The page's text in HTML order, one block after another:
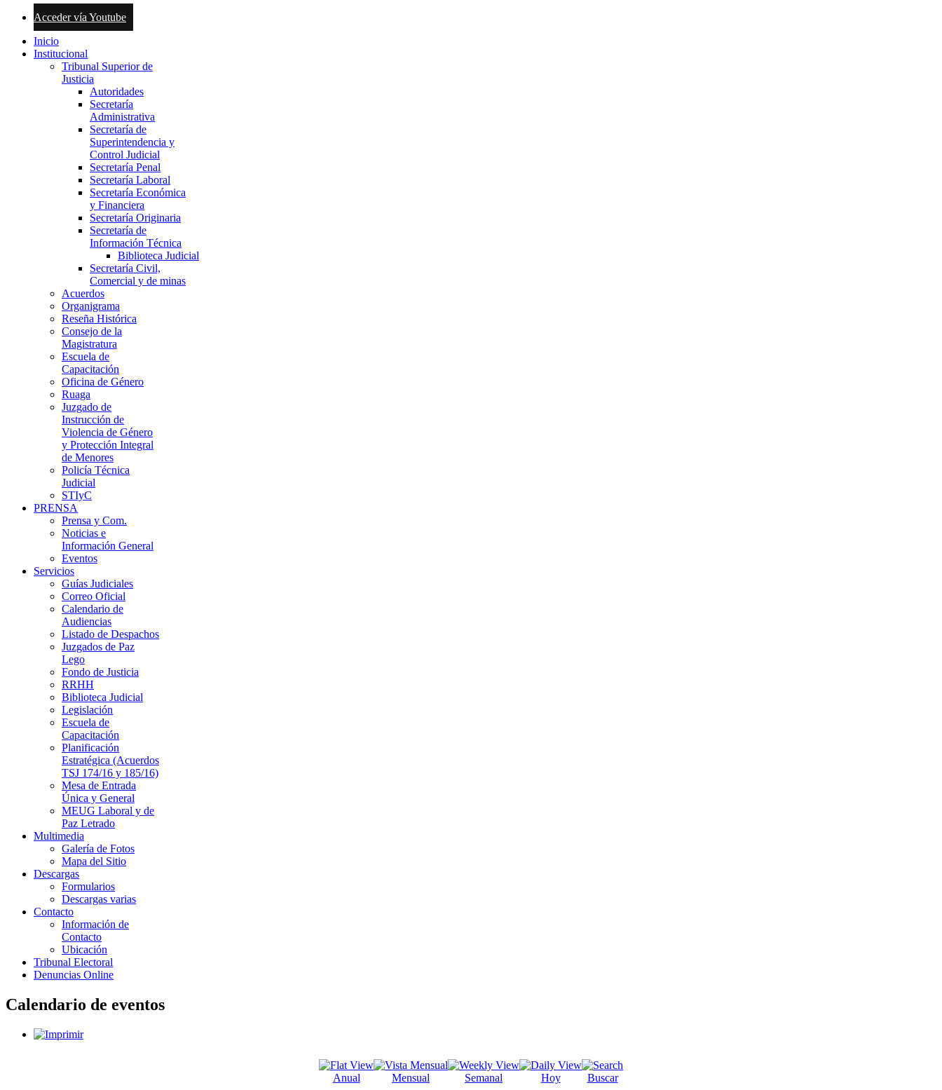
Acceder vía Youtube
Inicio
Institucional
Tribunal Superior de
Justicia
Autoridades
Secretaría
Administrativa
Secretaría de
Superintendencia y
Control Judicial
Secretaría Penal
Secretaría Laboral
Secretaría Económica
y Financiera
Secretaría Originaria
Secretaría de
Información Técnica
Biblioteca Judicial
Secretaría Civil,
Comercial y de minas
Acuerdos
Organigrama
Reseña Histórica
Consejo de la
Magistratura
Escuela de
Capacitación
Oficina de Género
Ruaga
Juzgado de
Instrucción de
Violencia de Género
y Protección Integral
de Menores
Policía Técnica
Judicial
STIyC
PRENSA
Prensa y Com.
Noticias e
Información General
Eventos
Servicios
Guías Judiciales
Correo Oficial
Calendario de
Audiencias
Listado de Despachos
Juzgados de Paz
Lego
Fondo de Justicia
RRHH
Biblioteca Judicial
Legislación
Escuela de
Capacitación
Planificación
Estratégica (Acuerdos
TSJ 174/16 y 185/16)
Mesa de Entrada
Única y General
MEUG Laboral y de
Paz Letrado
Multimedia
Galería de Fotos
Mapa del Sitio
Descargas
Formularios
Descargas varias
Contacto
Información de
Contacto
Ubicación
Tribunal Electoral
Denuncias Online
Calendario de eventos
Anual Mensual Semanal Hoy
Buscar